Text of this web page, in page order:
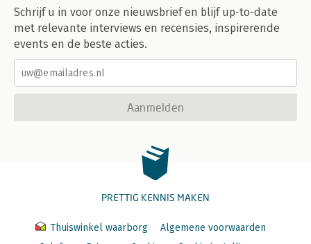
Schrijf u in voor onze nieuwsbrief en blijf up-to-date
met relevante interviews en recensies, inspirerende
events en de beste acties.
Aanmelden
PRETTIG KENNIS MAKEN
Thuiswinkel waarborg
Algemene voorwaarden